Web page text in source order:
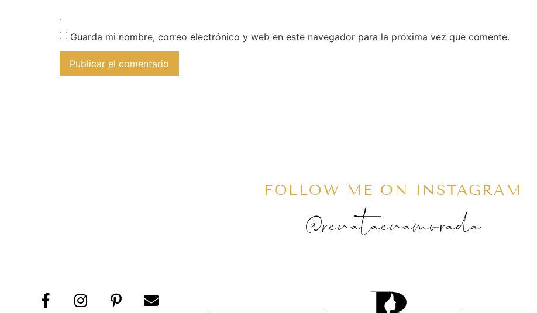
Guarda mi nombre, correo electrónico y web en este navegador para la próxima vez que comente.
FOLLOW ME ON INSTAGRAM
@renataenamorada